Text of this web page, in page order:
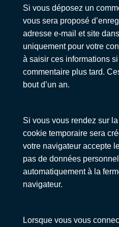
Si vous déposez un
vous sera proposé
adresse e-mail et site
uniquement pour votre
à saisir ces informations
commentaire plus tard.
bout d’un an.
Si vous vous rendez sur
cookie temporaire sera
votre navigateur accepte
pas de données
automatiquement à la
navigateur.
Lorsque vous vous